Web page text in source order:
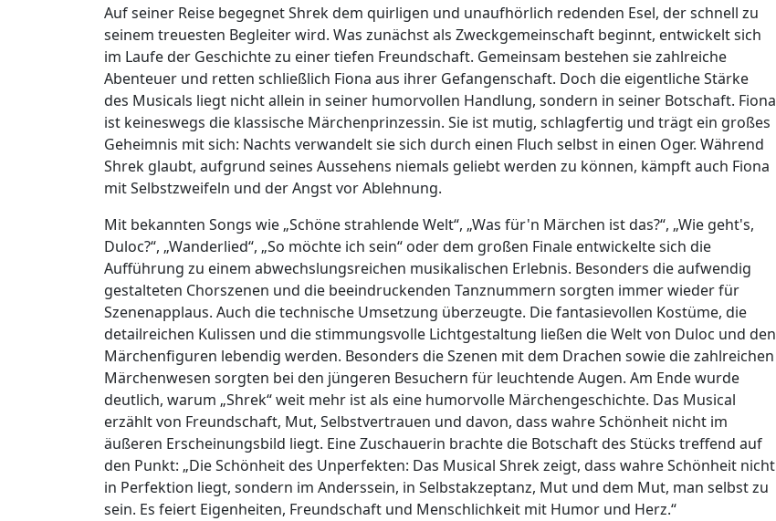
Auf seiner Reise begegnet Shrek dem quirligen und unaufhörlich redenden Esel, der schnell zu
seinem treuesten Begleiter wird. Was zunächst als Zweckgemeinschaft beginnt, entwickelt sich
im Laufe der Geschichte zu einer tiefen Freundschaft. Gemeinsam bestehen sie zahlreiche
Abenteuer und retten schließlich Fiona aus ihrer Gefangenschaft. Doch die eigentliche Stärke
des Musicals liegt nicht allein in seiner humorvollen Handlung, sondern in seiner Botschaft. Fiona
ist keineswegs die klassische Märchenprinzessin. Sie ist mutig, schlagfertig und trägt ein großes
Geheimnis mit sich: Nachts verwandelt sie sich durch einen Fluch selbst in einen Oger. Während
Shrek glaubt, aufgrund seines Aussehens niemals geliebt werden zu können, kämpft auch Fiona
mit Selbstzweifeln und der Angst vor Ablehnung.
Mit bekannten Songs wie „Schöne strahlende Welt“, „Was für'n Märchen ist das?“, „Wie geht's,
Duloc?“, „Wanderlied“, „So möchte ich sein“ oder dem großen Finale entwickelte sich die
Aufführung zu einem abwechslungsreichen musikalischen Erlebnis. Besonders die aufwendig
gestalteten Chorszenen und die beeindruckenden Tanznummern sorgten immer wieder für
Szenenapplaus. Auch die technische Umsetzung überzeugte. Die fantasievollen Kostüme, die
detailreichen Kulissen und die stimmungsvolle Lichtgestaltung ließen die Welt von Duloc und den
Märchenfiguren lebendig werden. Besonders die Szenen mit dem Drachen sowie die zahlreichen
Märchenwesen sorgten bei den jüngeren Besuchern für leuchtende Augen. Am Ende wurde
deutlich, warum „Shrek“ weit mehr ist als eine humorvolle Märchengeschichte. Das Musical
erzählt von Freundschaft, Mut, Selbstvertrauen und davon, dass wahre Schönheit nicht im
äußeren Erscheinungsbild liegt. Eine Zuschauerin brachte die Botschaft des Stücks treffend auf
den Punkt: „Die Schönheit des Unperfekten: Das Musical Shrek zeigt, dass wahre Schönheit nicht
in Perfektion liegt, sondern im Anderssein, in Selbstakzeptanz, Mut und dem Mut, man selbst zu
sein. Es feiert Eigenheiten, Freundschaft und Menschlichkeit mit Humor und Herz.“